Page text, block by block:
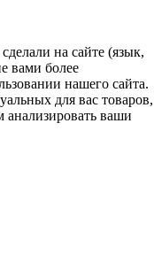
на сайте (язык,
вами более
нашего сайта.
для вас товаров,
анализировать ваши